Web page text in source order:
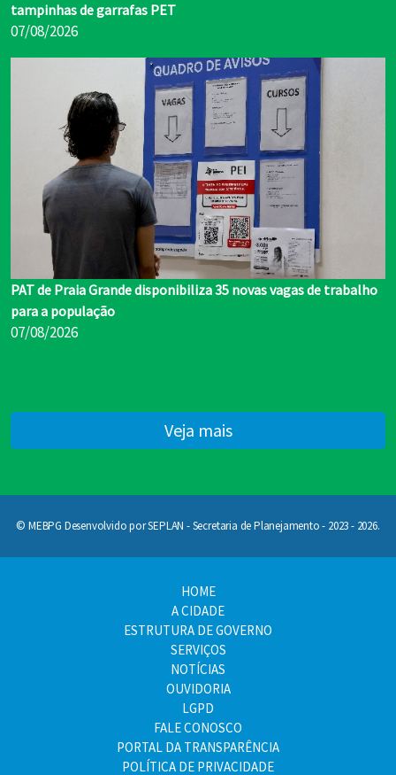
tampinhas de garrafas PET
07/08/2026
PAT de Praia Grande disponibiliza 35 novas vagas de trabalho
para a população
07/08/2026
Veja mais
© MEBPG Desenvolvido por SEPLAN - Secretaria de Planejamento - 2023 - 2026.
HOME
A CIDADE
ESTRUTURA DE GOVERNO
SERVIÇOS
NOTÍCIAS
OUVIDORIA
LGPD
FALE CONOSCO
PORTAL DA TRANSPARÊNCIA
POLÍTICA DE PRIVACIDADE